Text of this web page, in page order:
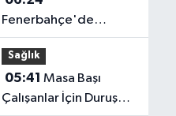
Fenerbahçe'de
Santrfor Müjdesi: Play-
Off Turuna Yetişiyor!
Sağlık
05:41 Masa Başı
Çalışanlar İçin Duruş